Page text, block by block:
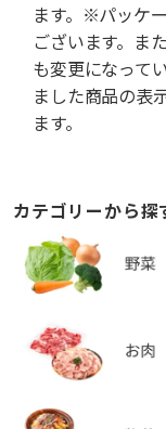
ます。※パッケ
ございます。ま
も変更になって
ました商品の表
ます。
カテゴリーから探